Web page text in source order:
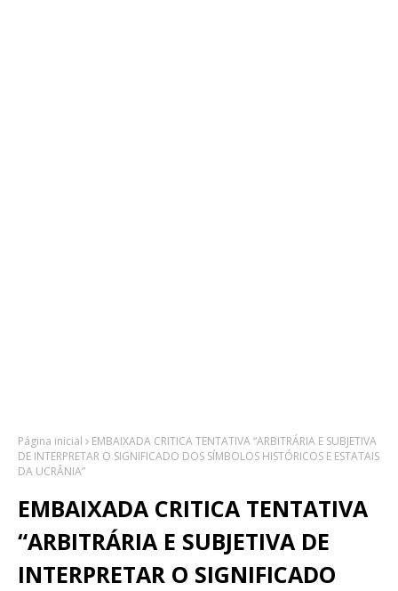
Página inicial
EMBAIXADA CRITICA TENTATIVA “ARBITRÁRIA E SUBJETIVA
DE INTERPRETAR O SIGNIFICADO DOS SÍMBOLOS HISTÓRICOS E ESTATAIS
DA UCRÂNIA”
EMBAIXADA CRITICA TENTATIVA
“ARBITRÁRIA E SUBJETIVA DE
INTERPRETAR O SIGNIFICADO